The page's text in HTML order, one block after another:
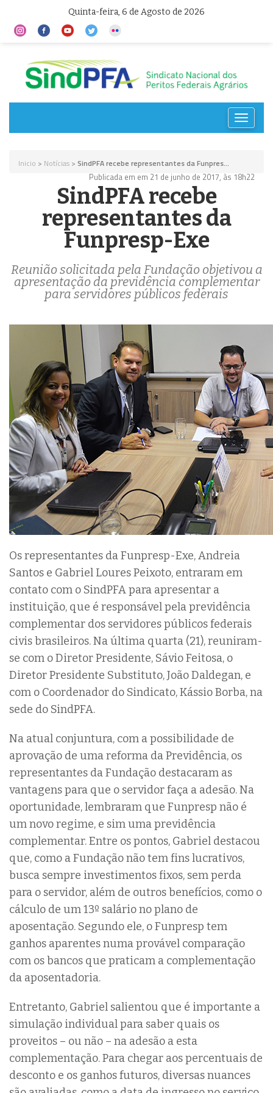
Quinta-feira, 6 de Agosto de 2026
Toggle
Inicio > Notícias > SindPFA recebe representantes da Funpres...
Publicada em em 21 de junho de 2017, às 18h22
SindPFA recebe
representantes da
Funpresp-Exe
Reunião solicitada pela Fundação objetivou a
apresentação da previdência complementar
para servidores públicos federais
Os representantes da Funpresp-Exe, Andreia
Santos e Gabriel Loures Peixoto, entraram em
contato com o SindPFA para apresentar a
instituição, que é responsável pela previdência
complementar dos servidores públicos federais
civis brasileiros. Na última quarta (21), reuniram-
se com o Diretor Presidente, Sávio Feitosa, o
Diretor Presidente Substituto, João Daldegan, e
com o Coordenador do Sindicato, Kássio Borba, na
sede do SindPFA.
Na atual conjuntura, com a possibilidade de
aprovação de uma reforma da Previdência, os
representantes da Fundação destacaram as
vantagens para que o servidor faça a adesão. Na
oportunidade, lembraram que Funpresp não é
um novo regime, e sim uma previdência
complementar. Entre os pontos, Gabriel destacou
que, como a Fundação não tem fins lucrativos,
busca sempre investimentos fixos, sem perda
para o servidor, além de outros benefícios, como o
cálculo de um 13º salário no plano de
aposentação. Segundo ele, o Funpresp tem
ganhos aparentes numa provável comparação
com os bancos que praticam a complementação
da aposentadoria.
Entretanto, Gabriel salientou que é importante a
simulação individual para saber quais os
proveitos – ou não – na adesão a esta
complementação. Para chegar aos percentuais de
desconto e os ganhos futuros, diversas nuances